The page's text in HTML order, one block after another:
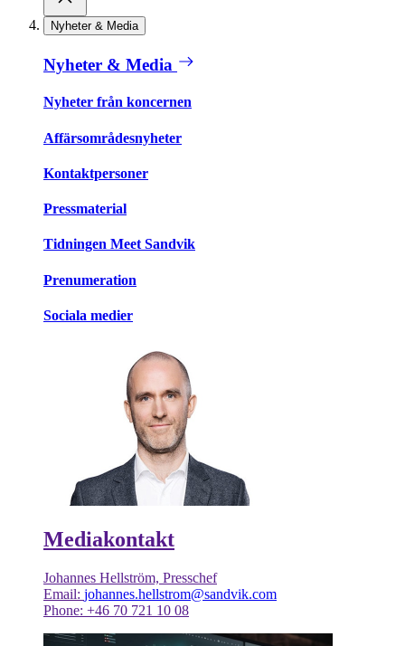
Nyheter & Media
Nyheter & Media
Nyheter från koncernen
Affärsområdesnyheter
Kontaktpersoner
Pressmaterial
Tidningen Meet Sandvik
Prenumeration
Sociala medier
Mediakontakt
Johannes Hellström, Presschef
Email: johannes.hellstrom@sandvik.com
Phone: +46 70 721 10 08